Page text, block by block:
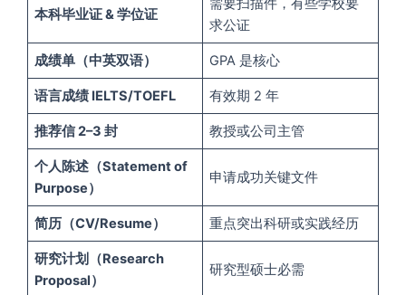
本科毕业证 & 学位证
需要扫描件，有些学校要
求公证
成绩单（中英双语） GPA 是核心
语言成绩 IELTS/TOEFL 有效期 2 年
推荐信 2–3 封 教授或公司主管
个人陈述（Statement of
Purpose）
申请成功关键文件
简历（CV/Resume） 重点突出科研或实践经历
研究计划（Research
Proposal）
研究型硕士必需